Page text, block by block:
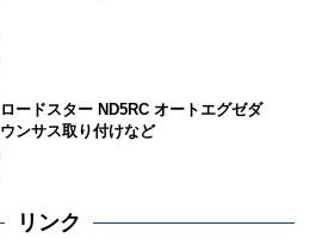
ロードスター ND5RC オートエグゼダ
ウンサス取り付けなど
リンク